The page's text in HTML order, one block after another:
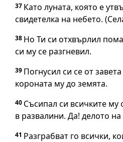
37 Като луната, която е
свидетелка на небето.
38 Но Ти си отхвърлил
си му се разгневил.
39 Погнусил си се от
короната му до земята.
40 Съсипал си всичките му
в развалини. Да! делото
41 Разграбват го всички,